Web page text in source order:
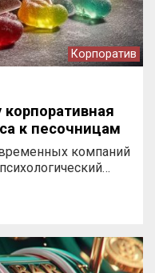
Корпоратив
к песочницам
компаний